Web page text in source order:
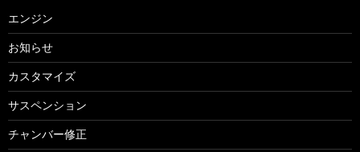
エンジン
お知らせ
カスタマイズ
サスペンション
チャンバー修正